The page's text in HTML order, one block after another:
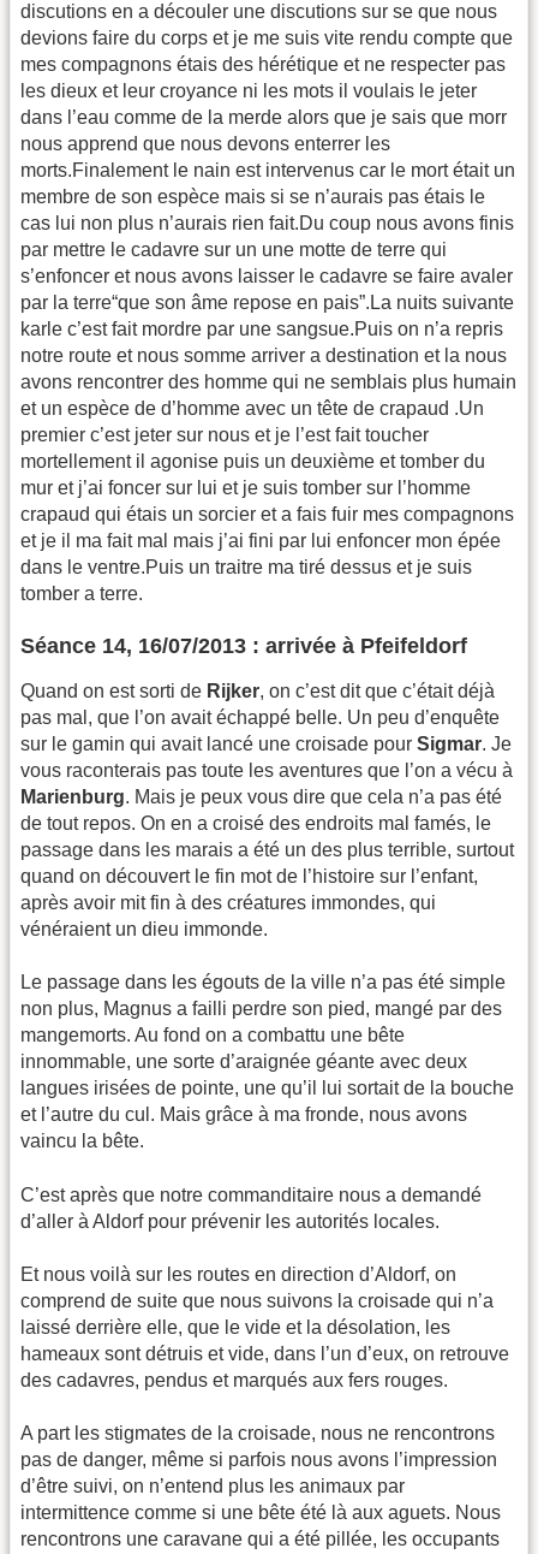
discutions en a découler une discutions sur se que nous
devions faire du corps et je me suis vite rendu compte que
mes compagnons étais des hérétique et ne respecter pas
les dieux et leur croyance ni les mots il voulais le jeter
dans l’eau comme de la merde alors que je sais que morr
nous apprend que nous devons enterrer les
morts.Finalement le nain est intervenus car le mort était un
membre de son espèce mais si se n’aurais pas étais le
cas lui non plus n’aurais rien fait.Du coup nous avons finis
par mettre le cadavre sur un une motte de terre qui
s’enfoncer et nous avons laisser le cadavre se faire avaler
par la terre“que son âme repose en pais”.La nuits suivante
karle c’est fait mordre par une sangsue.Puis on n’a repris
notre route et nous somme arriver a destination et la nous
avons rencontrer des homme qui ne semblais plus humain
et un espèce de d’homme avec un tête de crapaud .Un
premier c’est jeter sur nous et je l’est fait toucher
mortellement il agonise puis un deuxième et tomber du
mur et j’ai foncer sur lui et je suis tomber sur l’homme
crapaud qui étais un sorcier et a fais fuir mes compagnons
et je il ma fait mal mais j’ai fini par lui enfoncer mon épée
dans le ventre.Puis un traitre ma tiré dessus et je suis
tomber a terre.
Séance 14, 16/07/2013 : arrivée à Pfeifeldorf
Quand on est sorti de Rijker, on c’est dit que c’était déjà
pas mal, que l’on avait échappé belle. Un peu d’enquête
sur le gamin qui avait lancé une croisade pour Sigmar. Je
vous raconterais pas toute les aventures que l’on a vécu à
Marienburg. Mais je peux vous dire que cela n’a pas été
de tout repos. On en a croisé des endroits mal famés, le
passage dans les marais a été un des plus terrible, surtout
quand on découvert le fin mot de l’histoire sur l’enfant,
après avoir mit fin à des créatures immondes, qui
vénéraient un dieu immonde.
Le passage dans les égouts de la ville n’a pas été simple
non plus, Magnus a failli perdre son pied, mangé par des
mangemorts. Au fond on a combattu une bête
innommable, une sorte d’araignée géante avec deux
langues irisées de pointe, une qu’il lui sortait de la bouche
et l’autre du cul. Mais grâce à ma fronde, nous avons
vaincu la bête.
C’est après que notre commanditaire nous a demandé
d’aller à Aldorf pour prévenir les autorités locales.
Et nous voilà sur les routes en direction d’Aldorf, on
comprend de suite que nous suivons la croisade qui n’a
laissé derrière elle, que le vide et la désolation, les
hameaux sont détruis et vide, dans l’un d’eux, on retrouve
des cadavres, pendus et marqués aux fers rouges.
A part les stigmates de la croisade, nous ne rencontrons
pas de danger, même si parfois nous avons l’impression
d’être suivi, on n’entend plus les animaux par
intermittence comme si une bête été là aux aguets. Nous
rencontrons une caravane qui a été pillée, les occupants